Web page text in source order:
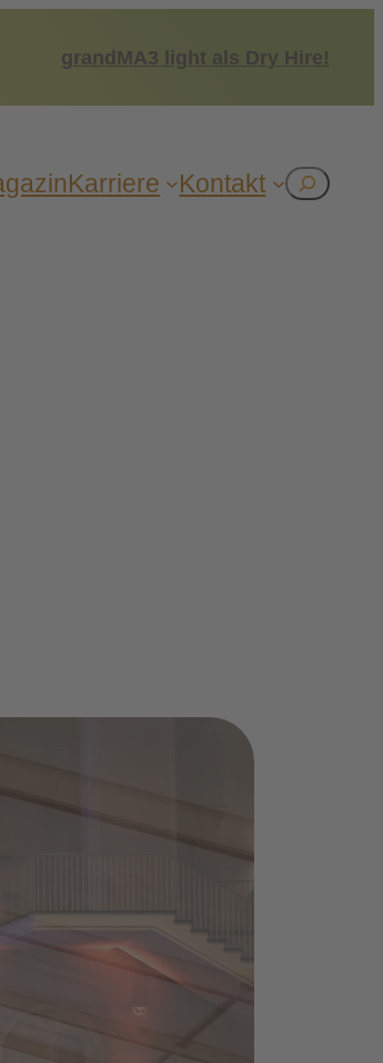
grandMA3 light als Dry Hire!
Kar­rie­re Kon­takt Suchen